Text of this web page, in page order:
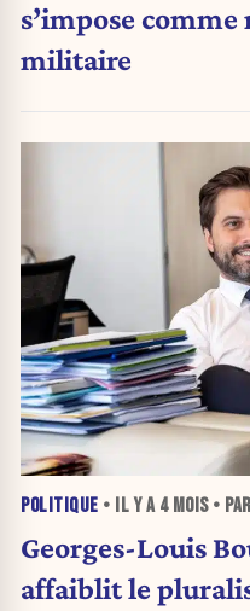
s’impose
militaire
POLITIQUE • IL Y A 4 MOIS•
Georges-Louis
affaiblit le